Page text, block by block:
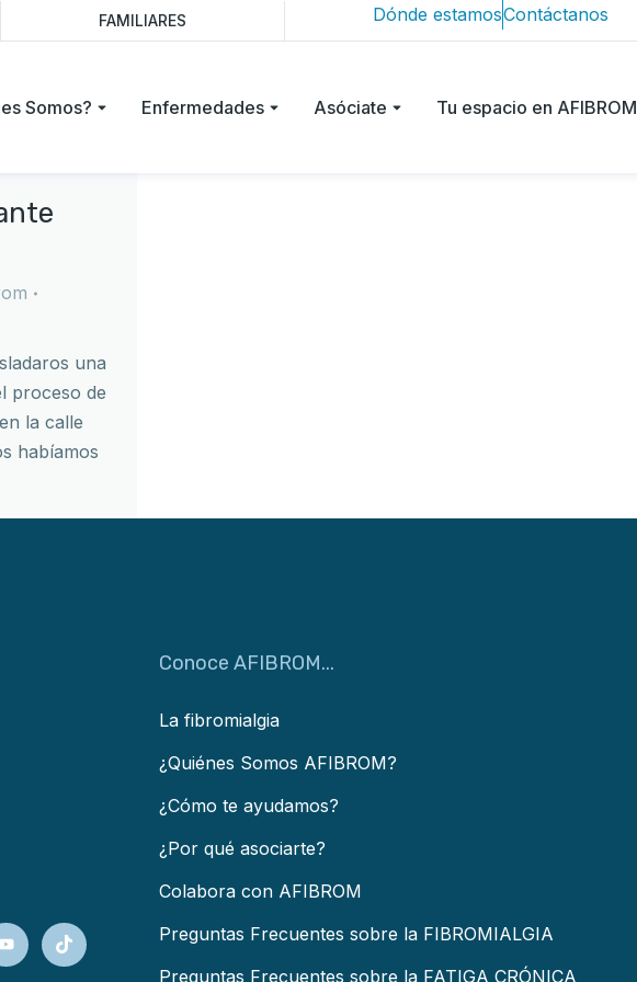
FAMILIARES Dónde estamosContáctanos
Somos? Enfermedades Asóciate Tu espacio en AFIBROM
una
proceso de
la calle
habíamos
Conoce AFIBROM...
La fibromialgia
¿Quiénes Somos AFIBROM?
¿Cómo te ayudamos?
¿Por qué asociarte?
Colabora con AFIBROM
Preguntas Frecuentes sobre la FIBROMIALGIA
Preguntas Frecuentes sobre la FATIGA CRÓNICA